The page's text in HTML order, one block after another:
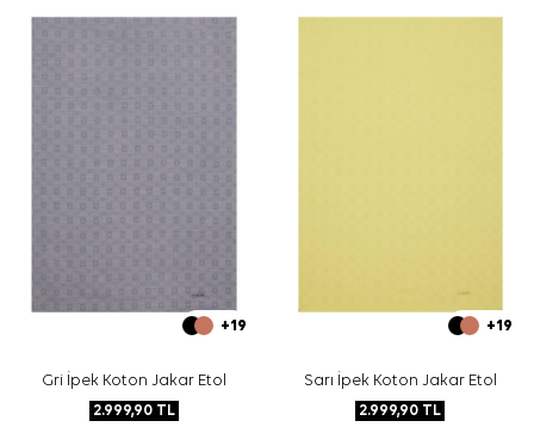
+19
Gri İpek Koton Jakar Etol
2.999,90TL
+19
Sarı İpek Koton Jakar Etol
2.999,90 TL